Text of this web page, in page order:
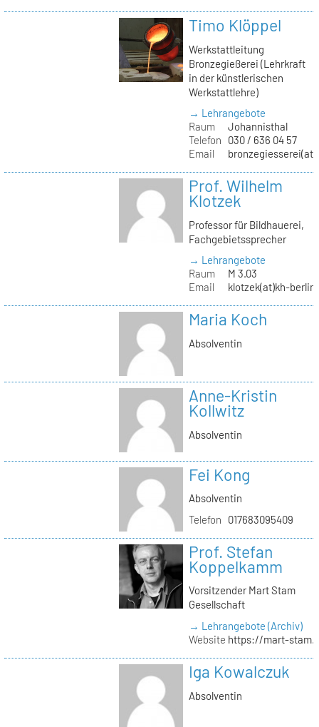
Timo Klöppel
Werkstattleitung
Bronzegießerei (Lehrkraft
in der künstlerischen
Werkstattlehre)
→ Lehrangebote
Raum
Johannisthal
Telefon
030 / 636 04 57
Email
Prof. Wilhelm
Klotzek
Professor für Bildhauerei,
Fachgebietssprecher
→ Lehrangebote
Raum
M 3.03
Email
klotzek(at)kh-
Maria Koch
Absolventin
Anne-Kristin
Kollwitz
Absolventin
Fei Kong
Absolventin
Telefon
017683095409
Prof. Stefan
Koppelkamm
Vorsitzender Mart Stam
Gesellschaft
→ Lehrangebote (Archiv)
Website https://mart-
Iga Kowalczuk
Absolventin